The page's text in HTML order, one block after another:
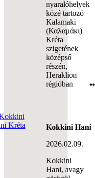
Kokkini
Hani, avagy
görögül
Κοκκίνη
Χάνι Kréta
egyik
népszerű
nyaralóhelye,
mely a sziget
fővárosához,
Karteros beach
2026.02.07.
A Karteros